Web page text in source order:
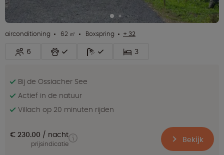
airconditioning 62 ㎡ Boxspring + 32
6 3
Bij de Ossiacher See
Actief in de natuur
Villach op 20 minuten rijden
€ 230.00 nacht
prijsindicatie Bekijk